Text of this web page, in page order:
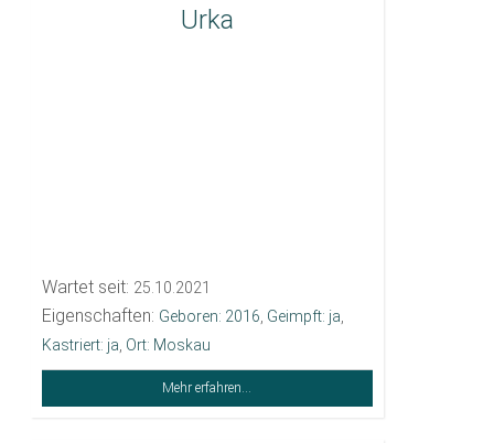
Urka
Wartet seit: 25.10.2021
Eigenschaften: Geboren: 2016 Geimpft: ja
Kastriert: ja Ort: Moskau
Mehr erfahren...